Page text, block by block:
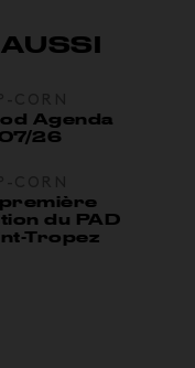
Agenda
26
première
du PAD
Tropez